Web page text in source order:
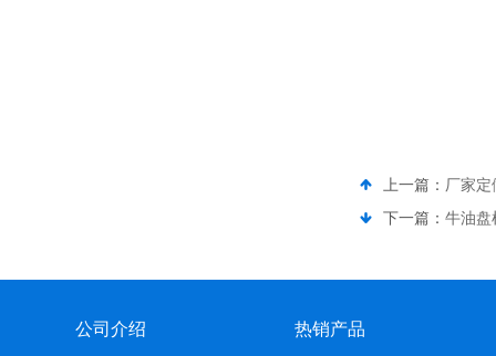
上一篇： 厂家定
下一篇： 牛油盘
公司介绍 热销产品